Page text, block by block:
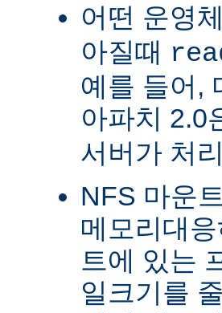
어떤 운영
아질때
예를 들어,
아파치 2.0
서버가 처
NFS 마운
메모리대
트에 있는
일크기를